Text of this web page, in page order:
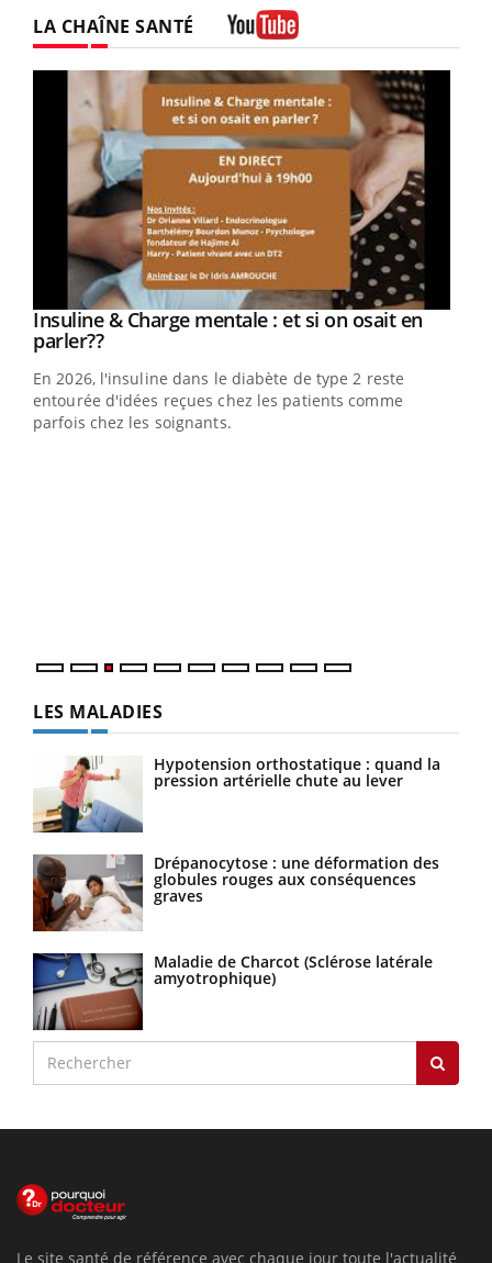
LA CHAÎNE SANTÉ
Youtube
Insuline & Charge mentale : et si on osait en
parler??Youtube
En 2026, l'insuline dans le diabète de type 2 reste
entourée d'idées reçues chez les patients comme
parfois chez les soignants.
LES MALADIES
Hypotension orthostatique : quand la
pression artérielle chute au lever
Drépanocytose : une déformation des
globules rouges aux conséquences
graves
Maladie de Charcot (Sclérose latérale
amyotrophique)
Le site santé de référence avec chaque jour toute l'actualité